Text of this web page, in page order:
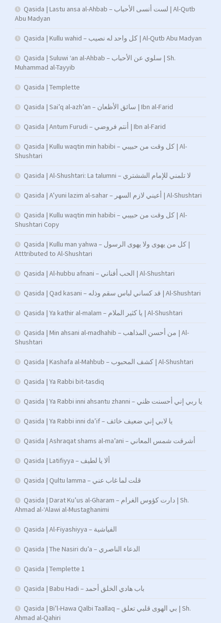
Qasida | Lastu ansa al-Ahbab – لست أنسى الأحباب | Al-Qutb
Abu Madyan
Qasida | Kullu wahid – كل واحد له نصيب | Al-Qutb Abu Madyan
Qasida | Suluwi ‘an al-Ahbab – سلوي عن الأحباب | Sh.
Muhammad al-Tayyib
Qasida | Templette
Qasida | Sai’q al-azh’an – سائق الأظعان | Ibn al-Farid
Qasida | Antum Furudi – أنتم فروضي | Ibn al-Farid
Qasida | Kullu waqtin min habibi – كل وقت من حبيبي | Al-
Shushtari
Qasida | Al-Shushtari: La talumni – لا تلمني للإمام الششتري
Qasida | A’yuni lazim al-sahar – أعيني لازم السهر | Al-Shushtari
Qasida | Kullu waqtin min habibi – كل وقت من حبيبي | Al-
Shushtari Copy
Qasida | Kullu man yahwa – كل من يهوى ولا يهوى الرسول |
Atttributed to Al-Shushtari
Qasida | Al-hubbu afnani – الحب أفناني | Al-Shushtari
Qasida | Qad kasani – قد كساني لباس سقم وذله | Al-Shushtari
Qasida | Ya kathir al-malam – يا كثير الملام | Al-Shushtari
Qasida | Min ahsani al-madhahib – من أحسن المذاهب | Al-
Shushtari
Qasida | Kashafa al-Mahbub – كشف المحبوب | Al-Shushtari
Qasida | Ya Rabbi bit-tasdiq
Qasida | Ya Rabbi inni ahsantu zhanni – يا ربي إني أحسنت ظني
Qasida | Ya Rabbi inni da’if – يا لابي إني ضعيف خائف
Qasida | Ashraqat shams al-ma’ani – أشرقت شمس المعاني
Qasida | Latifiyya – ألا يا لطيف
Qasida | Qultu lamma – قلت لما غاب عني
Qasida | Darat Ku’us al-Gharam – دارت كؤوس الغرام | Sh.
Ahmad al-‘Alawi al-Mustaghanimi
Qasida | Al-Fiyashiyya – الفياشية
Qasida | The Nasiri du’a – الدعاء الناصري
Qasida | Templette 1
Qasida | Babu Hadi – ﺑﺎب ﻫﺎدي اﻟﺨﻠﻖ أﺣﻤﺪ
Qasida | Bi’l-Hawa Qalbi Taallaq – بي الهوى قلبي تعلق | Sh.
Ahmad al-Qahiri